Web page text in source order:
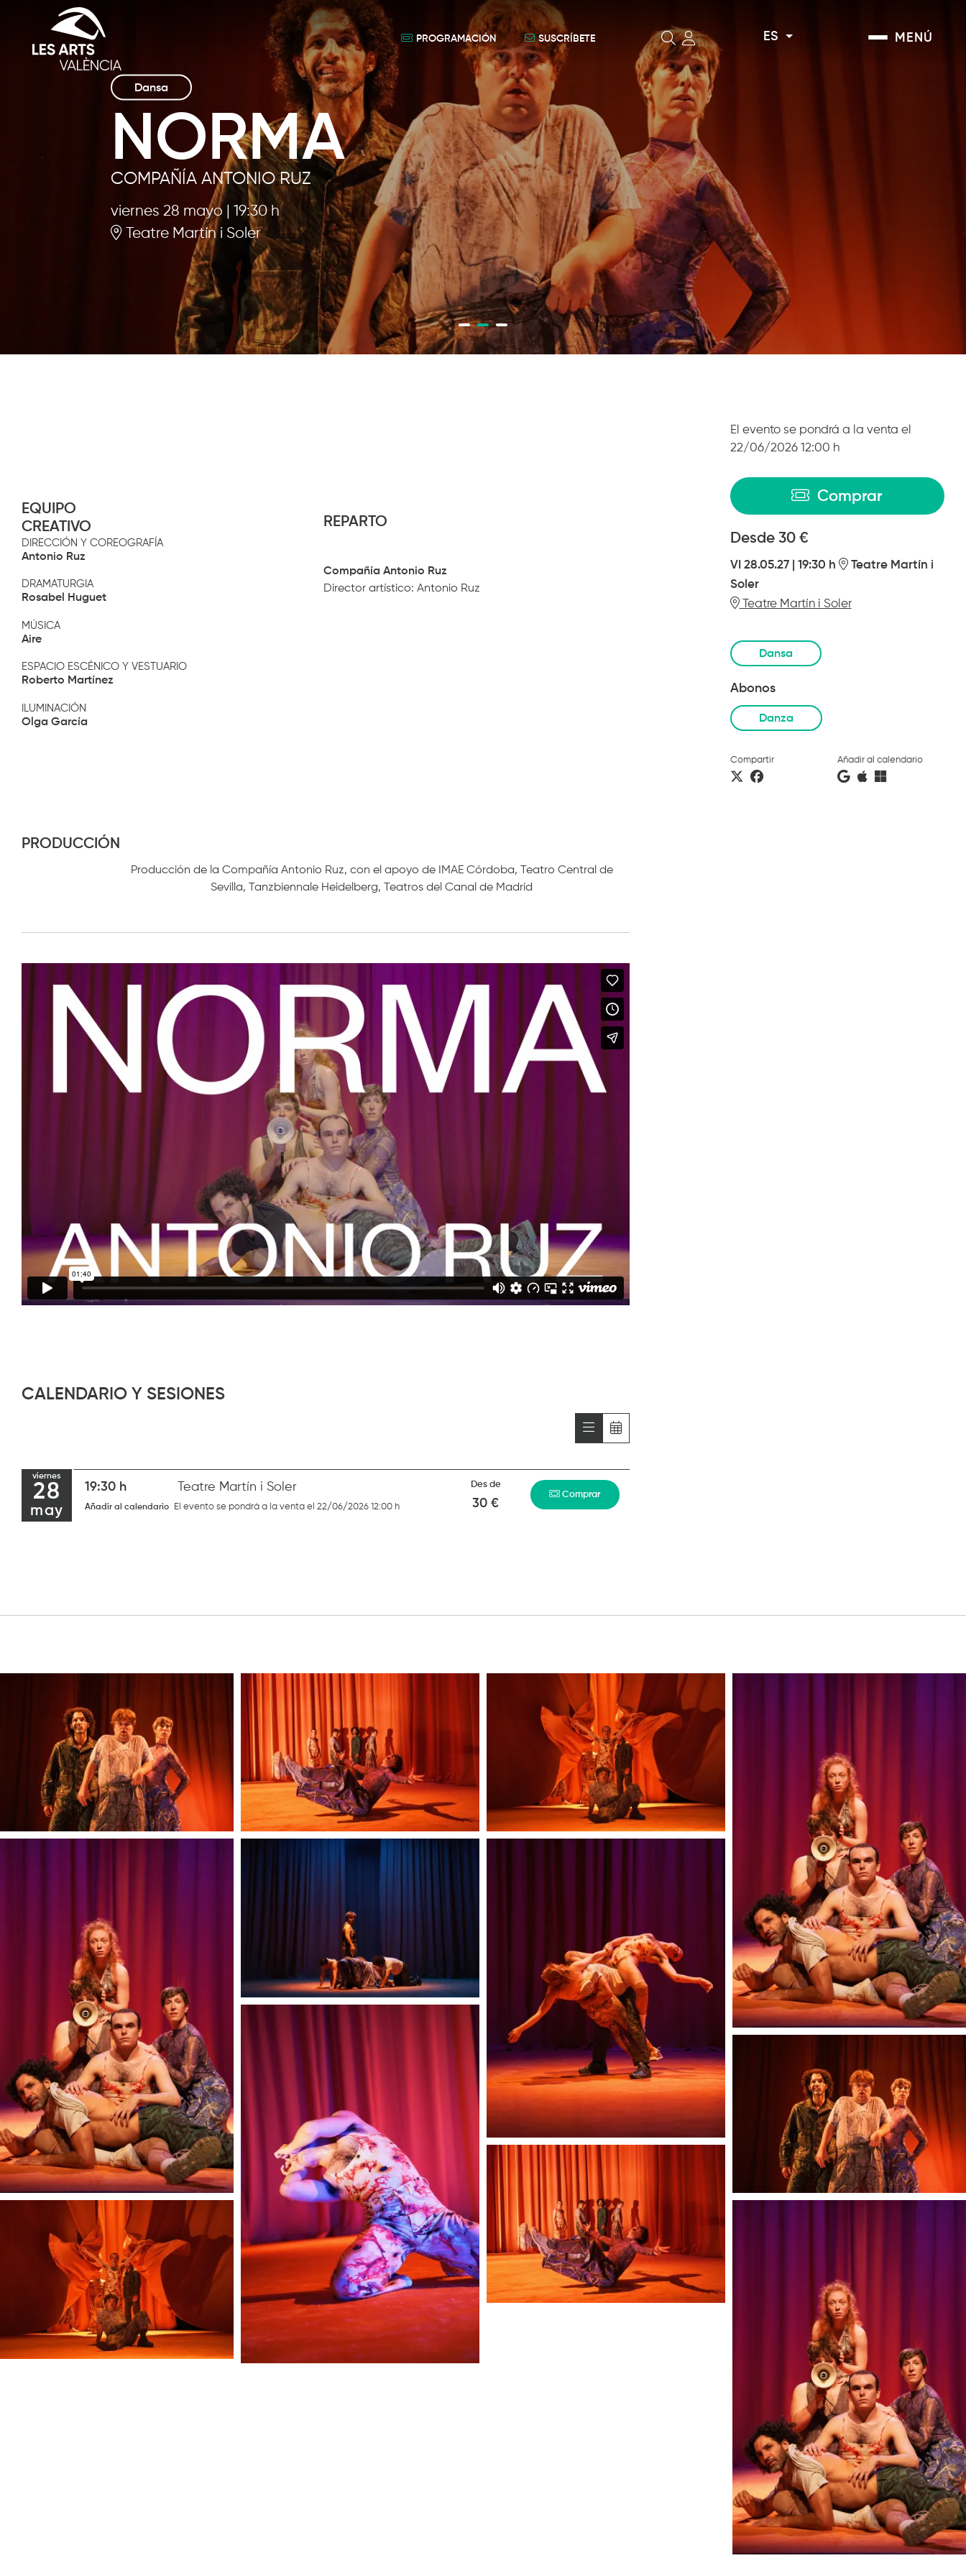
MENÚ
ES
Buscar
SUSCRÍBETE
PROGRAMACIÓN
Dansa
NORMA
COMPAÑÍA ANTONIO RUZ
viernes 28 mayo
19:30 h
Teatre Martín i Soler
El evento se pondrá a la venta el
22/06/2026 12:00 h
Comprar
Desde Desde
30 €
VI 28.05.27| 19:30 h
Teatre Martín i
Soler
Teatre Martín i Soler
Dansa
Abonos
Danza
Compartir Añadir al calendario
EQUIPO
CREATIVO
DIRECCIÓN Y COREOGRAFÍA
Antonio Ruz
DRAMATURGIA
Rosabel Huguet
MÚSICA
Aire
ESPACIO ESCÉNICO Y VESTUARIO
Roberto Martínez
ILUMINACIÓN
Olga García
REPARTO
Compañía Antonio Ruz
Director artístico: Antonio Ruz
PRODUCCIÓN
Producción de la Compañía Antonio Ruz, con el apoyo de IMAE Córdoba, Teatro Central de
Sevilla, Tanzbiennale Heidelberg, Teatros del Canal de Madrid
CALENDARIO Y SESIONES
viernes
28
may
19:30 h Teatre Martín i Soler
Añadir al calendario El evento se pondrá a la venta el 22/06/2026 12:00 h
Des de
30 €
Comprar